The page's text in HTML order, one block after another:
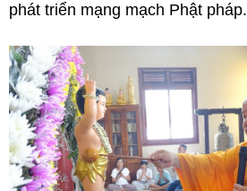
phát triển mạng mạch Phật pháp.